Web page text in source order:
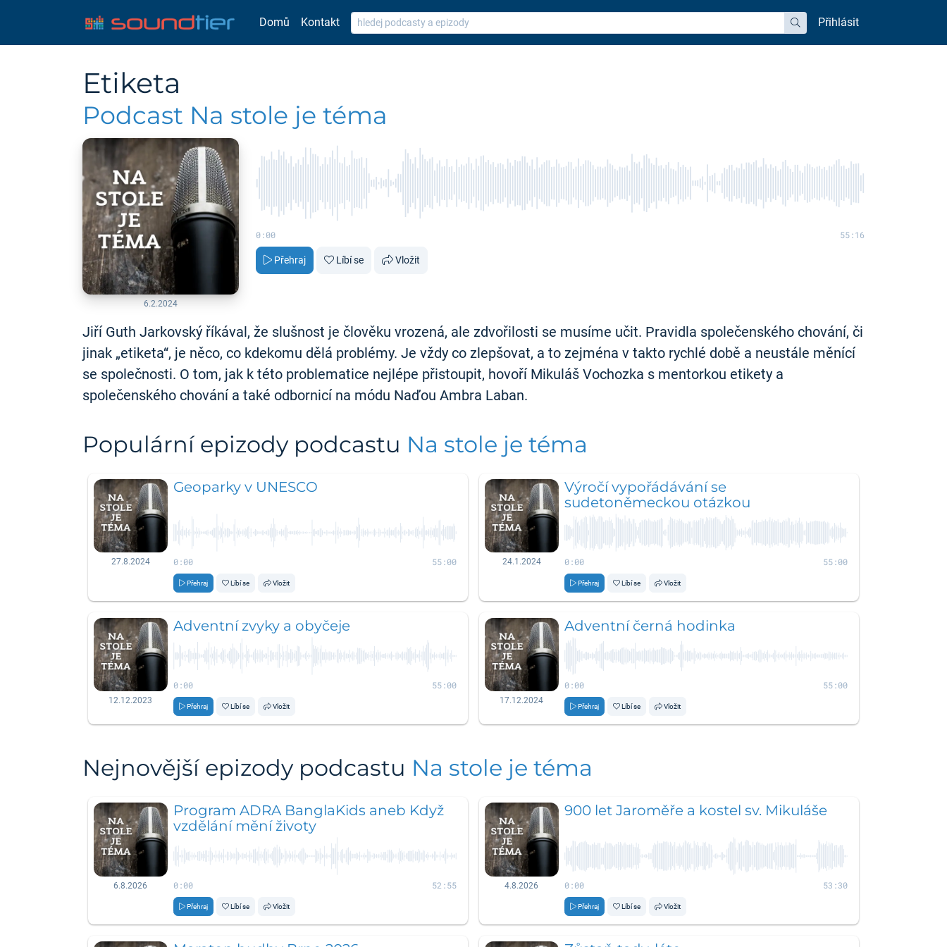
Domů Kontakt
hledat
Přihlásit
Etiketa
Podcast Na stole je téma
6.2.2024
0:00 55:16
Přehraj Líbí se Vložit
Jiří Guth Jarkovský říkával, že slušnost je člověku vrozená, ale zdvořilosti se musíme učit. Pravidla společenského chování, či
jinak „etiketa“, je něco, co kdekomu dělá problémy. Je vždy co zlepšovat, a to zejména v takto rychlé době a neustále měnící
se společnosti. O tom, jak k této problematice nejlépe přistoupit, hovoří Mikuláš Vochozka s mentorkou etikety a
společenského chování a také odbornicí na módu Naďou Ambra Laban.
Populární epizody podcastu Na stole je téma
27.8.2024
Geoparky v UNESCO
0:00 55:00
Přehraj Líbí se Vložit
24.1.2024
Výročí vypořádávání se
sudetoněmeckou otázkou
0:00 55:00
Přehraj Líbí se Vložit
12.12.2023
Adventní zvyky a obyčeje
0:00 55:00
Přehraj Líbí se Vložit
17.12.2024
Adventní černá hodinka
0:00 55:00
Přehraj Líbí se Vložit
Nejnovější epizody podcastu Na stole je téma
6.8.2026
Program ADRA BanglaKids aneb Když
vzdělání mění životy
0:00 52:55
Přehraj Líbí se Vložit
4.8.2026
900 let Jaroměře a kostel sv. Mikuláše
0:00 53:30
Přehraj Líbí se Vložit